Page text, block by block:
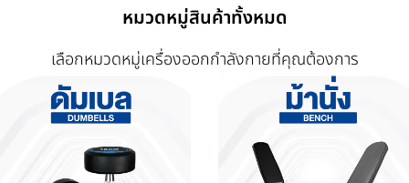
หมวดหมู่สินค้าทั้งหมด
เลือกหมวดหมู่เครื่องออกกำลังกายที่คุณต้องการ